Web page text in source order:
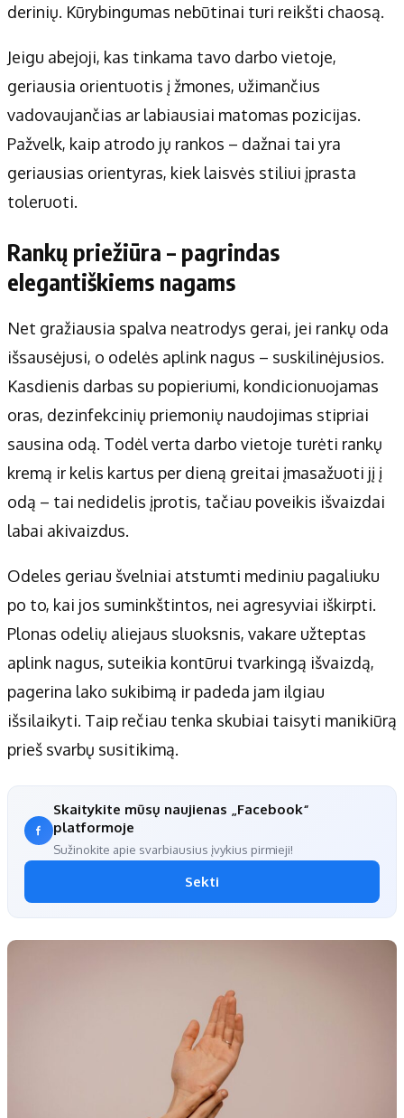
derinių. Kūrybingumas nebūtinai turi reikšti chaosą.
Jeigu abejoji, kas tinkama tavo darbo vietoje,
geriausia orientuotis į žmones, užimančius
vadovaujančias ar labiausiai matomas pozicijas.
Pažvelk, kaip atrodo jų rankos – dažnai tai yra
geriausias orientyras, kiek laisvės stiliui įprasta
toleruoti.
Rankų priežiūra – pagrindas
elegantiškiems nagams
Net gražiausia spalva neatrodys gerai, jei rankų oda
išsausėjusi, o odelės aplink nagus – suskilinėjusios.
Kasdienis darbas su popieriumi, kondicionuojamas
oras, dezinfekcinių priemonių naudojimas stipriai
sausina odą. Todėl verta darbo vietoje turėti rankų
kremą ir kelis kartus per dieną greitai įmasažuoti jį į
odą – tai nedidelis įprotis, tačiau poveikis išvaizdai
labai akivaizdus.
Odeles geriau švelniai atstumti mediniu pagaliuku
po to, kai jos suminkštintos, nei agresyviai iškirpti.
Plonas odelių aliejaus sluoksnis, vakare užteptas
aplink nagus, suteikia kontūrui tvarkingą išvaizdą,
pagerina lako sukibimą ir padeda jam ilgiau
išsilaikyti. Taip rečiau tenka skubiai taisyti manikiūrą
prieš svarbų susitikimą.
Skaitykite mūsų naujienas „Facebook“
platformoje
Sužinokite apie svarbiausius įvykius pirmieji!
Sekti